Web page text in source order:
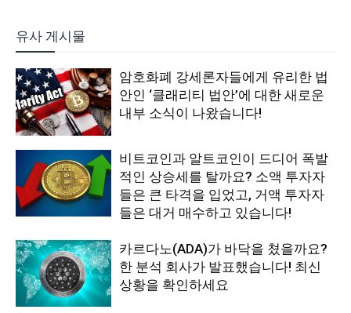
유사 게시물
암호화폐 강세론자들에게 유리한 법
안인 ‘클래리티 법안’에 대한 새로운
내부 소식이 나왔습니다!
비트코인과 알트코인이 드디어 폭발
적인 상승세를 탈까요? 소액 투자자
들은 큰 타격을 입었고, 거액 투자자
들은 대거 매수하고 있습니다!
카르다노(ADA)가 바닥을 쳤을까요?
한 분석 회사가 발표했습니다! 최신
상황을 확인하세요